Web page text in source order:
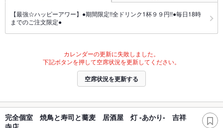
【最強☆ハッピーアワー】●期間限定!!全ドリンク1杯９９円!!●毎日18時
までのご注文限定●
カレンダーの更新に失敗しました。
下記ボタンを押して空席状況を更新してください。
空席状況を更新する
完全個室 焼鳥と寿司と蕎麦 居酒屋 灯 -あかり- 吉祥